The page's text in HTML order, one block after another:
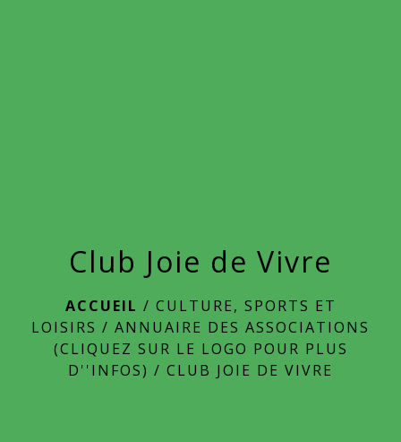
Club Joie de Vivre
ACCUEIL / CULTURE, SPORTS ET
LOISIRS / ANNUAIRE DES ASSOCIATIONS
(CLIQUEZ SUR LE LOGO POUR PLUS
D''INFOS) / CLUB JOIE DE VIVRE